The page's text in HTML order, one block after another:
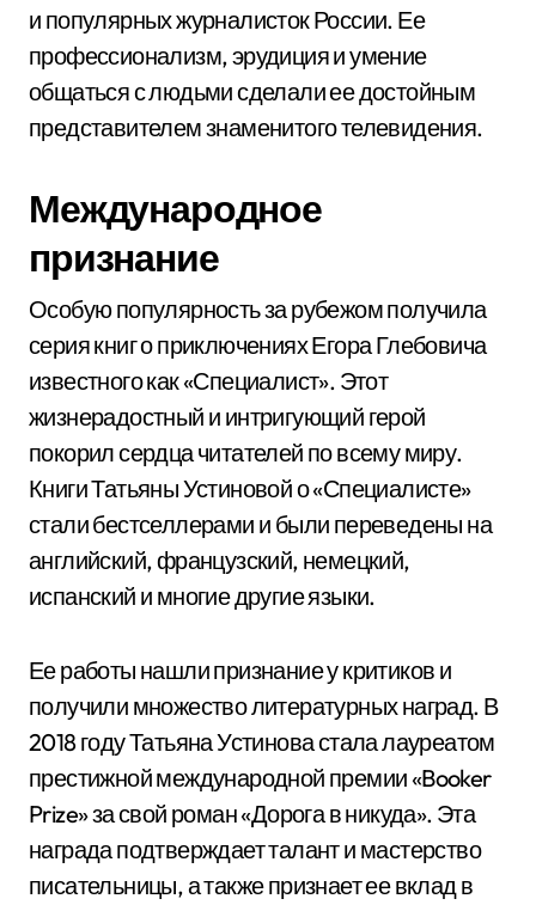
и популярных журналисток России. Ее
профессионализм, эрудиция и умение
общаться с людьми сделали ее достойным
представителем знаменитого телевидения.
Международное
признание
Особую популярность за рубежом получила
серия книг о приключениях Егора Глебовича
известного как «Специалист». Этот
жизнерадостный и интригующий герой
покорил сердца читателей по всему миру.
Книги Татьяны Устиновой о «Специалисте»
стали бестселлерами и были переведены на
английский, французский, немецкий,
испанский и многие другие языки.
Ее работы нашли признание у критиков и
получили множество литературных наград. В
2018 году Татьяна Устинова стала лауреатом
престижной международной премии «Booker
Prize» за свой роман «Дорога в никуда». Эта
награда подтверждает талант и мастерство
писательницы, а также признает ее вклад в